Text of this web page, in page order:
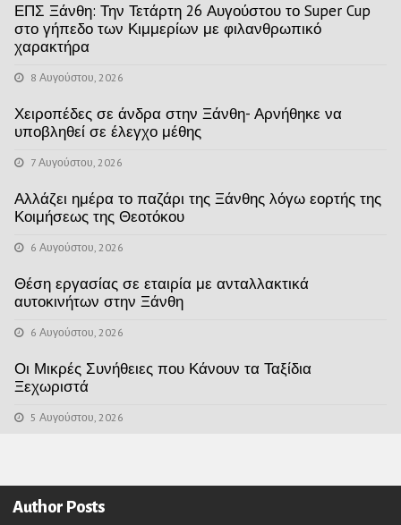
ΕΠΣ Ξάνθη: Την Τετάρτη 26 Αυγούστου το Super Cup
στο γήπεδο των Κιμμερίων με φιλανθρωπικό
χαρακτήρα
8 Αυγούστου, 2026
Χειροπέδες σε άνδρα στην Ξάνθη- Αρνήθηκε να
υποβληθεί σε έλεγχο μέθης
7 Αυγούστου, 2026
Αλλάζει ημέρα το παζάρι της Ξάνθης λόγω εορτής της
Κοιμήσεως της Θεοτόκου
6 Αυγούστου, 2026
Θέση εργασίας σε εταιρία με ανταλλακτικά
αυτοκινήτων στην Ξάνθη
6 Αυγούστου, 2026
Οι Μικρές Συνήθειες που Κάνουν τα Ταξίδια
Ξεχωριστά
5 Αυγούστου, 2026
Author Posts